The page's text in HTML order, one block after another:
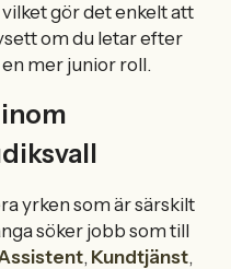
gör det enkelt att
om du letar efter
mer junior roll.
yrken som är särskilt
söker jobb som till
, Kundtjänst,